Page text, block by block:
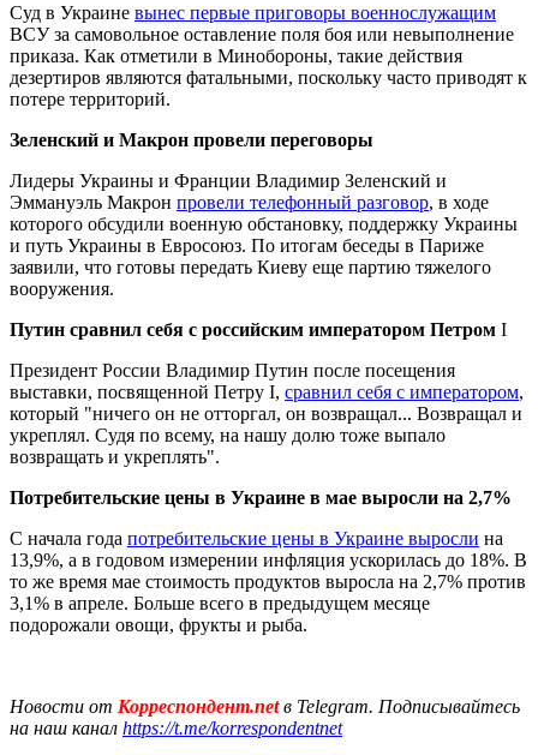
Суд в Украине вынес первые приговоры военнослужащим
ВСУ за самовольное оставление поля боя или невыполнение
приказа. Как отметили в Минобороны, такие действия
дезертиров являются фатальными, поскольку часто приводят к
потере территорий.
Зеленский и Макрон провели переговоры
Лидеры Украины и Франции Владимир Зеленский и
Эммануэль Макрон провели телефонный разговор, в ходе
которого обсудили военную обстановку, поддержку Украины
и путь Украины в Евросоюз. По итогам беседы в Париже
заявили, что готовы передать Киеву еще партию тяжелого
вооружения.
Путин сравнил себя с российским императором Петром I
Президент России Владимир Путин после посещения
выставки, посвященной Петру I, сравнил себя с императором,
который "ничего он не отторгал, он возвращал... Возвращал и
укреплял. Судя по всему, на нашу долю тоже выпало
возвращать и укреплять".
Потребительские цены в Украине в мае выросли на 2,7%
С начала года потребительские цены в Украине выросли на
13,9%, а в годовом измерении инфляция ускорилась до 18%. В
то же время мае стоимость продуктов выросла на 2,7% против
3,1% в апреле. Больше всего в предыдущем месяце
подорожали овощи, фрукты и рыба.
Новости от Корреспондент.netв Telegram. Подписывайтесь
на наш канал https://t.me/korrespondentnet